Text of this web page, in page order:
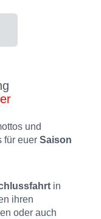
und
für euer Saison
in
ihren
oder auch